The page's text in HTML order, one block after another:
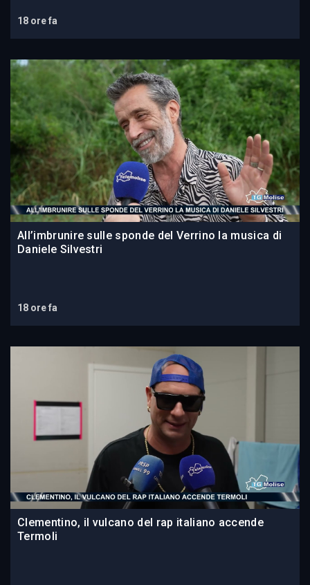
18 ore fa
All’imbrunire sulle sponde del Verrino la musica di
Daniele Silvestri
18 ore fa
Clementino, il vulcano del rap italiano accende
Termoli